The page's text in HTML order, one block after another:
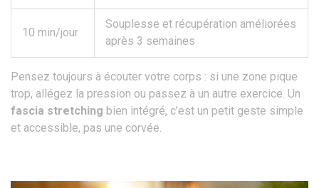
10 min/jour
Souplesse et récupération améliorées
après 3 semaines
Pensez toujours à écouter votre corps : si une zone pique
trop, allégez la pression ou passez à un autre exercice. Un
fascia stretching bien intégré, c’est un petit geste simple
et accessible, pas une corvée.